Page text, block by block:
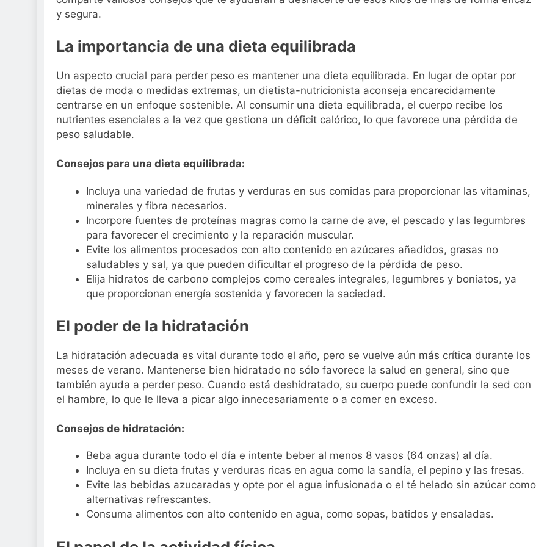
y segura.
La importancia de una dieta equilibrada
Un aspecto crucial para perder peso es mantener una dieta equilibrada. En lugar de optar por
dietas de moda o medidas extremas, un dietista-nutricionista aconseja encarecidamente
centrarse en un enfoque sostenible. Al consumir una dieta equilibrada, el cuerpo recibe los
nutrientes esenciales a la vez que gestiona un déficit calórico, lo que favorece una pérdida de
peso saludable.
Consejos para una dieta equilibrada:
Incluya una variedad de frutas y verduras en sus comidas para proporcionar las vitaminas,
minerales y fibra necesarios.
Incorpore fuentes de proteínas magras como la carne de ave, el pescado y las legumbres
para favorecer el crecimiento y la reparación muscular.
Evite los alimentos procesados con alto contenido en azúcares añadidos, grasas no
saludables y sal, ya que pueden dificultar el progreso de la pérdida de peso.
Elija hidratos de carbono complejos como cereales integrales, legumbres y boniatos, ya
que proporcionan energía sostenida y favorecen la saciedad.
El poder de la hidratación
La hidratación adecuada es vital durante todo el año, pero se vuelve aún más crítica durante los
meses de verano. Mantenerse bien hidratado no sólo favorece la salud en general, sino que
también ayuda a perder peso. Cuando está deshidratado, su cuerpo puede confundir la sed con
el hambre, lo que le lleva a picar algo innecesariamente o a comer en exceso.
Consejos de hidratación:
Beba agua durante todo el día e intente beber al menos 8 vasos (64 onzas) al día.
Incluya en su dieta frutas y verduras ricas en agua como la sandía, el pepino y las fresas.
Evite las bebidas azucaradas y opte por el agua infusionada o el té helado sin azúcar como
alternativas refrescantes.
Consuma alimentos con alto contenido en agua, como sopas, batidos y ensaladas.